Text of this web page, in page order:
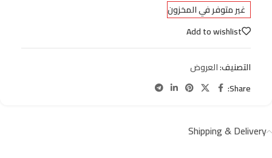
غير متوفر في المخزون
Add to wishlist
التصنيف:العروض
Share:
Shipping & Delivery